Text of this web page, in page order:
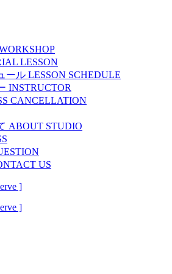
LESSON
ール LESSON SCHEDULE
INSTRUCTOR
CANCELLATION
ABOUT STUDIO
US
]
]